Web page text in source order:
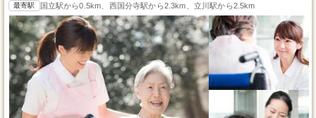
最寄駅 国立駅から0.5km、西国分寺駅から2.3km、立川駅から2.5km